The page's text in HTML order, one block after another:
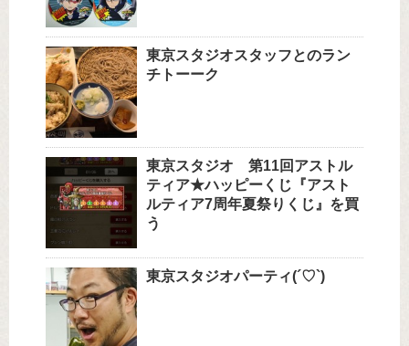
東京スタジオスタッフとのラン
チトーーク
東京スタジオ 第11回アストル
ティア★ハッピーくじ『アスト
ルティア7周年夏祭りくじ』を買
う
東京スタジオパーティ(´♡`)